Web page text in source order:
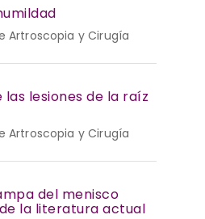
Artroscopia y Cirugía
lesiones de la raíz
Artroscopia y Cirugía
del menisco
la literatura actual